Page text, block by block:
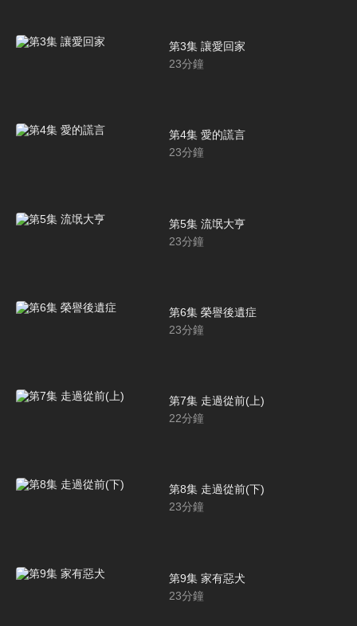
第3集 讓愛回家
23分鐘
第4集 愛的謊言
23分鐘
第5集 流氓大亨
23分鐘
第6集 榮譽後遺症
23分鐘
第7集 走過從前(上)
22分鐘
第8集 走過從前(下)
23分鐘
第9集 家有惡犬
23分鐘